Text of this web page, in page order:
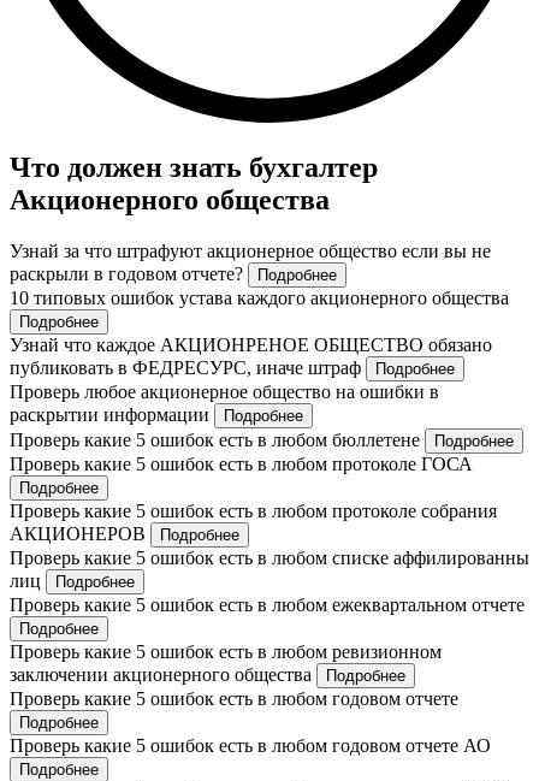
Что должен знать бухгалтер
Акционерного общества
Узнай за что штрафуют акционерное общество если вы не
раскрыли в годовом отчете?
Подробнее
10 типовых ошибок устава каждого акционерного общества
Подробнее
Узнай что каждое АКЦИОНРЕНОЕ ОБЩЕСТВО обязано
публиковать в ФЕДРЕСУРС, иначе штраф
Подробнее
Проверь любое акционерное общество на ошибки в
раскрытии информации
Подробнее
Проверь какие 5 ошибок есть в любом бюллетене Подробнее
Проверь какие 5 ошибок есть в любом протоколе ГОСА
Подробнее
Проверь какие 5 ошибок есть в любом протоколе собрания
АКЦИОНЕРОВ
Подробнее
Проверь какие 5 ошибок есть в любом списке аффилированны
лиц
Подробнее
Проверь какие 5 ошибок есть в любом ежеквартальном отчете
Подробнее
Проверь какие 5 ошибок есть в любом ревизионном
заключении акционерного общества
Подробнее
Проверь какие 5 ошибок есть в любом годовом отчете
Подробнее
Проверь какие 5 ошибок есть в любом годовом отчете АО
Подробнее